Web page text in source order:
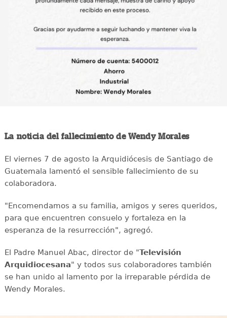
La noticia del fallecimiento de Wendy Morales
El viernes 7 de agosto la Arquidiócesis de Santiago de
Guatemala lamentó el sensible fallecimiento de su
colaboradora.
"Encomendamos a su familia, amigos y seres queridos,
para que encuentren consuelo y fortaleza en la
esperanza de la resurrección", agregó.
El Padre Manuel Abac, director de "Televisión
Arquidiocesana" y todos sus colaboradores también
se han unido al lamento por la irreparable pérdida de
Wendy Morales.